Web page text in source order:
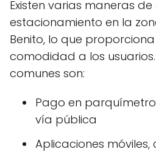
Existen varias maneras
estacionamiento en la
Benito, lo que
comodidad a los
comunes son:
Pago en
vía pública
Aplicaciones móviles,